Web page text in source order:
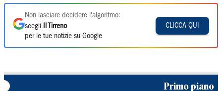
Non lasciare decidere l'algoritmo:
scegli
Il Tirreno
per le tue notizie su Google
CLICCA QUI
Primo piano